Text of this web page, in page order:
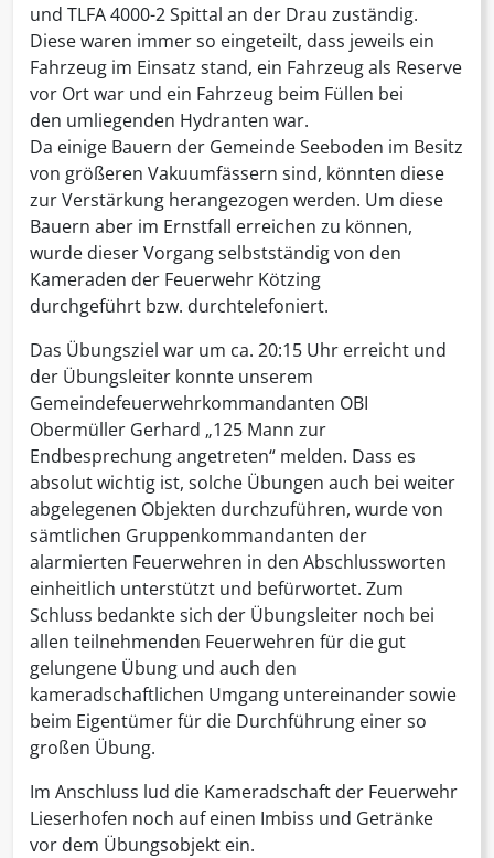
und TLFA 4000-2 Spittal an der Drau zuständig.
Diese waren immer so eingeteilt, dass jeweils ein
Fahrzeug im Einsatz stand, ein Fahrzeug als Reserve
vor Ort war und ein Fahrzeug beim Füllen bei
den umliegenden Hydranten war.
Da einige Bauern der Gemeinde Seeboden im Besitz
von größeren Vakuumfässern sind, könnten diese
zur Verstärkung herangezogen werden. Um diese
Bauern aber im Ernstfall erreichen zu können,
wurde dieser Vorgang selbstständig von den
Kameraden der Feuerwehr Kötzing
durchgeführt bzw. durchtelefoniert.
Das Übungsziel war um ca. 20:15 Uhr erreicht und
der Übungsleiter konnte unserem
Gemeindefeuerwehrkommandanten OBI
Obermüller Gerhard „125 Mann zur
Endbesprechung angetreten“ melden. Dass es
absolut wichtig ist, solche Übungen auch bei weiter
abgelegenen Objekten durchzuführen, wurde von
sämtlichen Gruppenkommandanten der
alarmierten Feuerwehren in den Abschlussworten
einheitlich unterstützt und befürwortet. Zum
Schluss bedankte sich der Übungsleiter noch bei
allen teilnehmenden Feuerwehren für die gut
gelungene Übung und auch den
kameradschaftlichen Umgang untereinander sowie
beim Eigentümer für die Durchführung einer so
großen Übung.
Im Anschluss lud die Kameradschaft der Feuerwehr
Lieserhofen noch auf einen Imbiss und Getränke
vor dem Übungsobjekt ein.